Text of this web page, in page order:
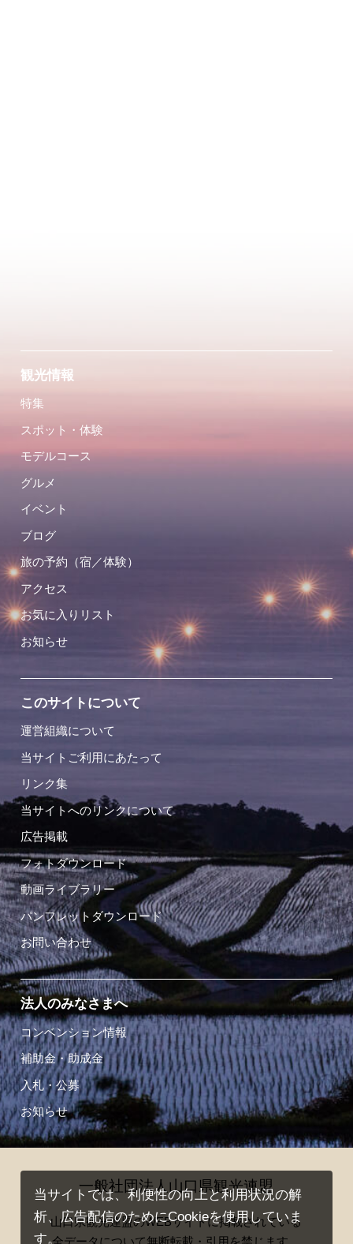
観光情報
特集
スポット・体験
モデルコース
グルメ
イベント
ブログ
旅の予約（宿／体験）
アクセス
お気に入りリスト
お知らせ
このサイトについて
運営組織について
当サイトご利用にあたって
リンク集
当サイトへのリンクについて
広告掲載
フォトダウンロード
動画ライブラリー
パンフレットダウンロード
お問い合わせ
法人のみなさまへ
コンベンション情報
補助金・助成金
入札・公募
お知らせ
一般社団法人山口県観光連盟
山口県観光連盟のWEBサイトに掲載されている
当サイトでは、利便性の向上と利用状況の解
析、広告配信のためにCookieを使用していま
す。